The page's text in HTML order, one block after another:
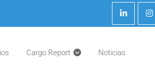
Cargo Report Noticias